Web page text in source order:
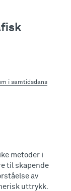
i samtidsdans
metoder i
til skapende
av
uttrykk.